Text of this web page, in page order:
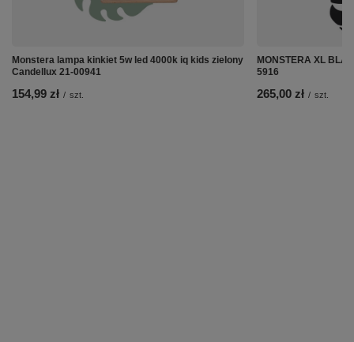
Monstera lampa kinkiet 5w led 4000k iq kids zielony
Candellux 21-00941
154,99 zł / szt.
MONSTERA XL
5916
265,00 zł / szt.